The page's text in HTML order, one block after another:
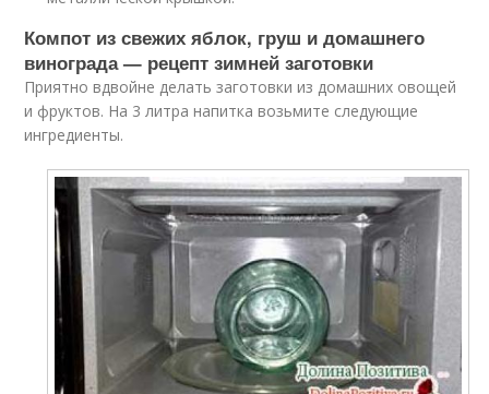
Компот из свежих яблок, груш и домашнего
винограда — рецепт зимней заготовки
Приятно вдвойне делать заготовки из домашних овощей
и фруктов. На 3 литра напитка возьмите следующие
ингредиенты.